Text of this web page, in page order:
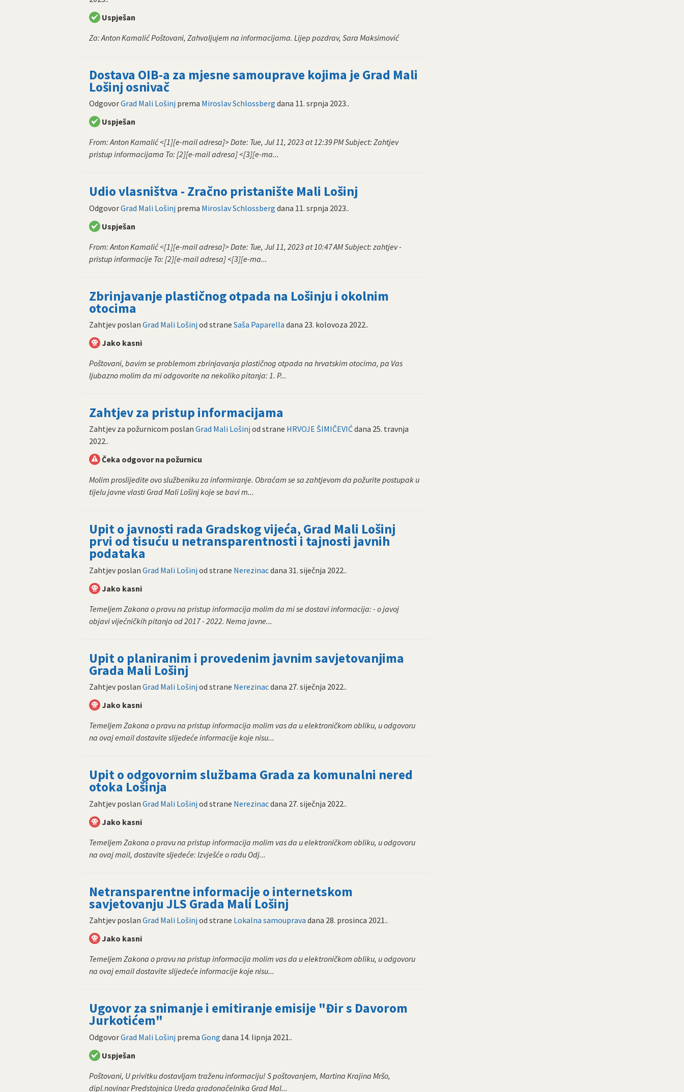
Uspješan
Za: Anton Kamalić Poštovani, Zahvaljujem na informacijama. Lijep pozdrav, Sara Maksimović
Dostava OIB-a za mjesne samouprave kojima je Grad Mali
Lošinj osnivač
OdgovorGrad Mali Lošinj prema Miroslav Schlossberg dana 11. srpnja 2023..
Uspješan
From: Anton Kamalić <[1][e-mail adresa]> Date: Tue, Jul 11, 2023 at 12:39 PM Subject: Zahtjev
pristup informacijama To: [2][e-mail adresa] <[3][e-ma...
Udio vlasništva - Zračno pristanište Mali Lošinj
OdgovorGrad Mali Lošinj prema Miroslav Schlossberg dana 11. srpnja 2023..
Uspješan
From: Anton Kamalić <[1][e-mail adresa]> Date: Tue, Jul 11, 2023 at 10:47 AM Subject: zahtjev -
pristup informacije To: [2][e-mail adresa] <[3][e-ma...
Zbrinjavanje plastičnog otpada na Lošinju i okolnim
otocima
Zahtjev poslan Grad Mali Lošinj od strane Saša Paparella dana 23. kolovoza 2022..
Jako kasni
Poštovani, bavim se problemom zbrinjavanja plastičnog otpada na hrvatskim otocima, pa Vas
ljubazno molim da mi odgovorite na nekoliko pitanja: 1. P...
Zahtjev za pristup informacijama
Zahtjev za požurnicom poslan Grad Mali Lošinj od strane HRVOJE ŠIMIČEVIĆdana 25. travnja
2022..
Čeka odgovor na požurnicu
Molim proslijedite ovo službeniku za informiranje. Obraćam se sa zahtjevom da požurite postupak u
tijelu javne vlasti Grad Mali Lošinj koje se bavi m...
Upit o javnosti rada Gradskog vijeća, Grad Mali Lošinj
prvi od tisuću u netransparentnosti i tajnosti javnih
podataka
Zahtjev poslan Grad Mali Lošinj od strane Nerezinacdana 31. siječnja 2022..
Jako kasni
Temeljem Zakona o pravu na pristup informacija molim da mi se dostavi informacija: - o javoj
objavi vijećničkih pitanja od 2017 - 2022. Nema javne...
Upit o planiranim i provedenim javnim savjetovanjima
Grada Mali Lošinj
Zahtjev poslan Grad Mali Lošinj od strane Nerezinacdana 27. siječnja 2022..
Jako kasni
Temeljem Zakona o pravu na pristup informacija molim vas da u elektroničkom obliku, u odgovoru
na ovaj email dostavite slijedeće informacije koje nisu...
Upit o odgovornim službama Grada za komunalni nered
otoka Lošinja
Zahtjev poslan Grad Mali Lošinj od strane Nerezinacdana 27. siječnja 2022..
Jako kasni
Temeljem Zakona o pravu na pristup informacija molim vas da u elektroničkom obliku, u odgovoru
na ovaj mail, dostavite sljedeće: Izvješće o radu Odj...
Netransparentne informacije o internetskom
savjetovanju JLS Grada Mali Lošinj
Zahtjev poslan Grad Mali Lošinj od strane Lokalna samouprava dana 28. prosinca 2021..
Jako kasni
Temeljem Zakona o pravu na pristup informacija molim vas da u elektroničkom obliku, u odgovoru
na ovaj email dostavite slijedeće informacije koje nisu...
Ugovor za snimanje i emitiranje emisije "Đir s Davorom
Jurkotićem"
OdgovorGrad Mali Lošinj prema Gong dana 14. lipnja 2021..
Uspješan
Poštovani, U privitku dostavljam traženu informaciju! S poštovanjem, Martina Krajina Mršo,
dipl.novinar Predstojnica Ureda gradonačelnika Grad Mal...